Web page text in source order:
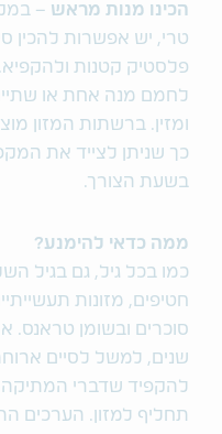
הכינו מנות מראש –
טרי, יש אפשרות להכין
פלסטיק קטנות ולהקפיא.
לחמם מנה אחת או
ומזין. ברשתות המזון
כך שניתן לצייד את
בשעת הצורך.
ממה כדאי להימנע?
כמו בכל גיל, גם בגיל
חטיפים, מזונות
סוכרים ובשומן
שנים, למשל לסיים
להקפיד שדברי המתיקה,
תחליף למזון. הערכים